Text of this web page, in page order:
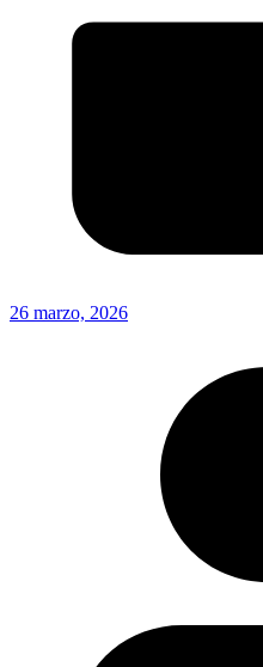
26 marzo, 2026